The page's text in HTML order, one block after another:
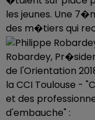
les jeunes. Une
des m�tiers qui
Robardey,
de l'Orientation
la CCI Toulouse -
et des
d'embauche" :